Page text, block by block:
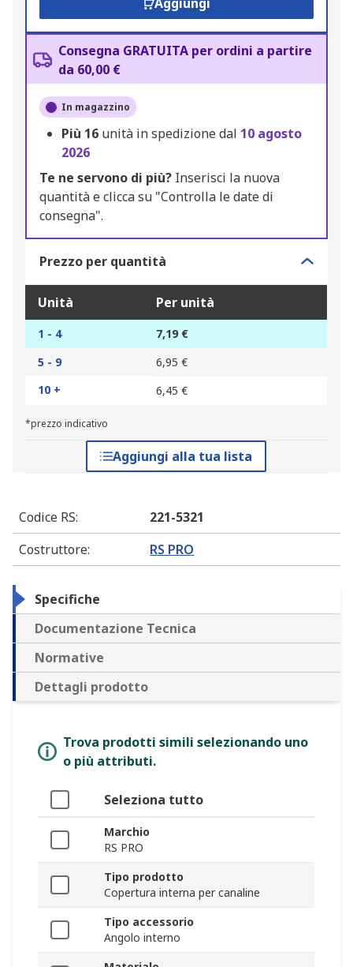
Aggiungi
Consegna GRATUITA per ordini a partire
da 60,00 €
In magazzino
Più 16 unità in spedizione dal 10 agosto
2026
Te ne servono di più? Inserisci la nuova
quantità e clicca su "Controlla le date di
consegna".
Prezzo per quantità
Unità Per unità
1 - 4
7,19 €
5 - 9
6,95 €
10 +
6,45 €
*prezzo indicativo
Aggiungi alla tua lista
Codice RS:
221-5321
Costruttore: RS PRO
Specifiche
Documentazione Tecnica
Normative
Dettagli prodotto
Trova prodotti simili selezionando uno
o più attributi.
Seleziona tutto
Marchio
RS PRO
Tipo prodotto
Copertura interna per canaline
Tipo accessorio
Angolo interno